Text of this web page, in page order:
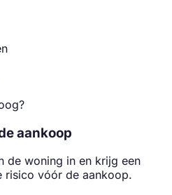
aankoop
de woning in en krijg een
risico vóór de aankoop.